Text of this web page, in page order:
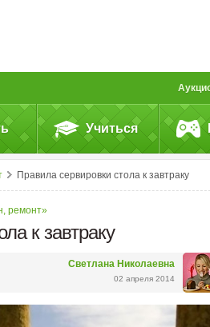
Учиться
Правила сервировки стола к завтраку
ремонт»
к завтраку
Светлана Николаевна
02 апреля 2014